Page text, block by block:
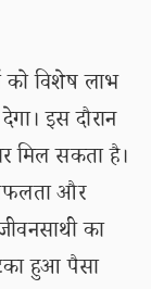
विशेष लाभ
इस दौरान
मिल सकता है।
और
का
हुआ पैसा